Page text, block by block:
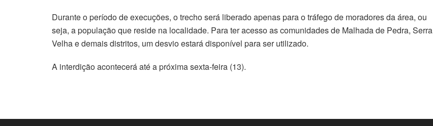
Durante o período de execuções, o trecho será liberado apenas para o tráfego de moradores da área, ou
seja, a população que reside na localidade. Para ter acesso as comunidades de Malhada de Pedra, Serra
Velha e demais distritos, um desvio estará disponível para ser utilizado.
A interdição acontecerá até a próximasexta-feira (13).